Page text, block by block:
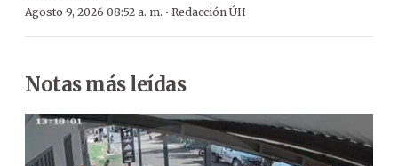
Agosto 9, 2026 08:52 a. m. · Redacción ÚH
Notas más leídas